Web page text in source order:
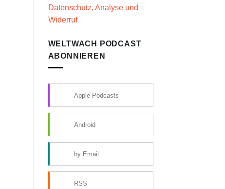
Datenschutz, Analyse und
Widerruf
WELTWACH PODCAST
ABONNIEREN
Apple Podcasts
Android
by Email
RSS